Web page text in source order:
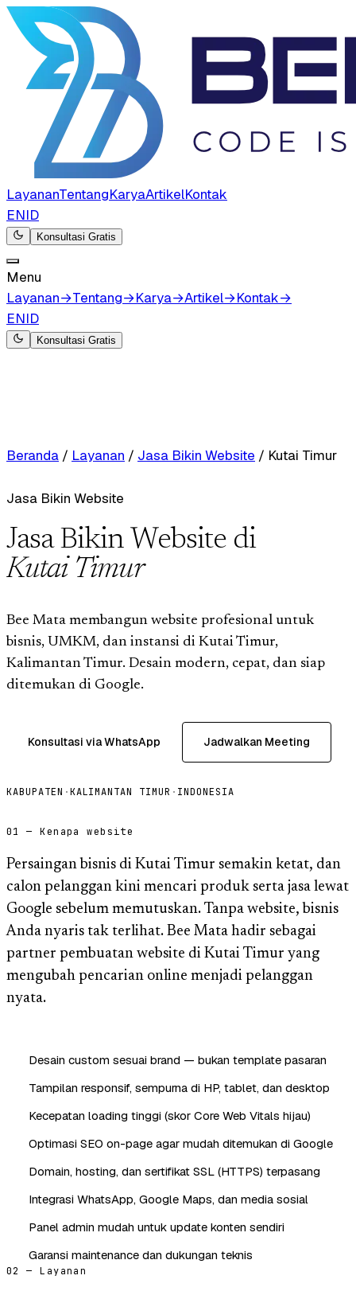
LayananTentangKaryaArtikelKontak
ENID
Konsultasi Gratis
Menu
Layanan→Tentang→Karya→Artikel→Kontak→
ENID
Konsultasi Gratis
Beranda / Layanan / Jasa Bikin Website / Kutai Timur
Jasa Bikin Website
Jasa Bikin Website di
Kutai Timur
Bee Mata membangun website profesional untuk
bisnis, UMKM, dan instansi di Kutai Timur,
Kalimantan Timur. Desain modern, cepat, dan siap
ditemukan di Google.
Konsultasi via WhatsApp Jadwalkan Meeting
KABUPATEN ·KALIMANTAN TIMUR · INDONESIA
01 — Kenapa website
Persaingan bisnis di Kutai Timur semakin ketat, dan
calon pelanggan kini mencari produk serta jasa lewat
Google sebelum memutuskan. Tanpa website, bisnis
Anda nyaris tak terlihat. Bee Mata hadir sebagai
partner pembuatan website di Kutai Timur yang
mengubah pencarian online menjadi pelanggan
nyata.
Desain custom sesuai brand — bukan template pasaran
Tampilan responsif, sempurna di HP, tablet, dan desktop
Kecepatan loading tinggi (skor Core Web Vitals hijau)
Optimasi SEO on-page agar mudah ditemukan di Google
Domain, hosting, dan sertifikat SSL (HTTPS) terpasang
Integrasi WhatsApp, Google Maps, dan media sosial
Panel admin mudah untuk update konten sendiri
Garansi maintenance dan dukungan teknis
02 — Layanan